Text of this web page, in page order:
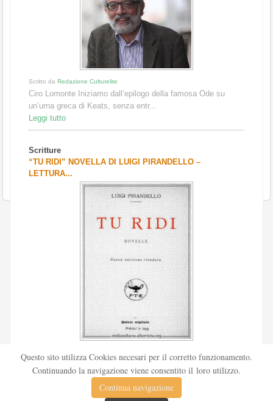
Scritto da Redazione Culturelite
Ciro Lomonte Iniziamo dall’epilogo della famosa Ode su
un’urna greca di Keats, senza entr...
Leggi tutto
Scritture
“TU RIDI” NOVELLA DI LUIGI PIRANDELLO –
LETTURA...
Pubblicata nel 1912 sul «Corriere della sera», la novella Tu
ridi fu successivamente inserita nella ...
Questo sito utilizza Cookies necesari per il corretto funzionamento.
Continuando la navigazione viene consentito il loro utilizzo.
Continua navigazione